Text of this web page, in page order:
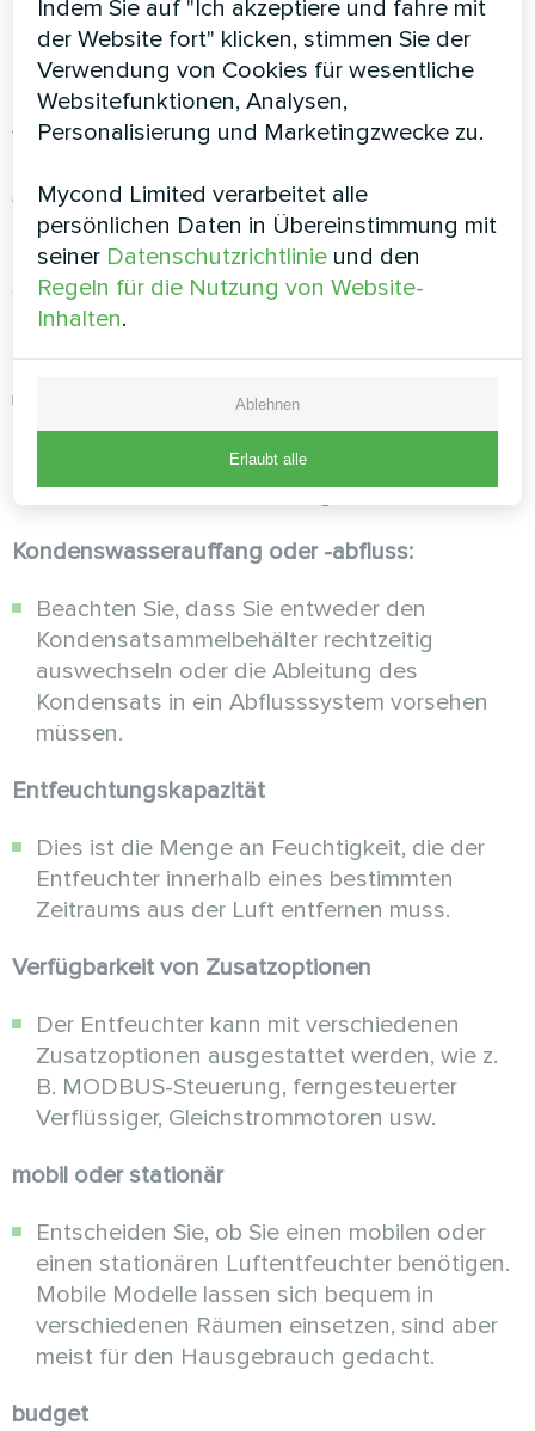
Prozesses. Das Kondenswasser wird entweder
in einem speziellen Tank aufgefangen oder in
die Kanalisation abgeleitet.
Wichtige Kriterien, die bei der
Auswahl eines
Luftentfeuchters zu beachten
sind
Für den Hausgebrauch empfiehlt es sich,
Luftentfeuchter mit einem Geräuschpegel
zwischen 30 und 35 dB zu wählen, um ein
Höchstmaß an Komfort zu gewährleisten.
Kondenswasserauffang oder -abfluss:
Beachten Sie, dass Sie entweder den
Kondensatsammelbehälter rechtzeitig
auswechseln oder die Ableitung des
Kondensats in ein Abflusssystem vorsehen
müssen.
Entfeuchtungskapazität
Dies ist die Menge an Feuchtigkeit, die der
Entfeuchter innerhalb eines bestimmten
Zeitraums aus der Luft entfernen muss.
Verfügbarkeit von Zusatzoptionen
Der Entfeuchter kann mit verschiedenen
Zusatzoptionen ausgestattet werden, wie z.
B. MODBUS-Steuerung, ferngesteuerter
Verflüssiger, Gleichstrommotoren usw.
mobil oder stationär
Entscheiden Sie, ob Sie einen mobilen oder
einen stationären Luftentfeuchter benötigen.
Mobile Modelle lassen sich bequem in
verschiedenen Räumen einsetzen, sind aber
meist für den Hausgebrauch gedacht.
budget
Indem Sie auf "Ich akzeptiere und fahre mit
der Website fort" klicken, stimmen Sie der
Verwendung von Cookies für wesentliche
Websitefunktionen, Analysen,
Personalisierung und Marketingzwecke zu.
Mycond Limited verarbeitet alle
persönlichen Daten in Übereinstimmung mit
seiner Datenschutzrichtlinie und den
Regeln für die Nutzung von Website-
Inhalten.
Ablehnen
Erlaubt alle